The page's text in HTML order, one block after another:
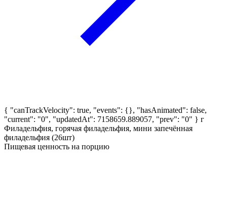
{ "canTrackVelocity": true, "events": {}, "hasAnimated": false,
"current": "0", "updatedAt": 7158659.889057, "prev": "0" } г
Филадельфия, горячая филадельфия, мини запечённая
филадельфия (26шт)
Пищевая ценность на порцию